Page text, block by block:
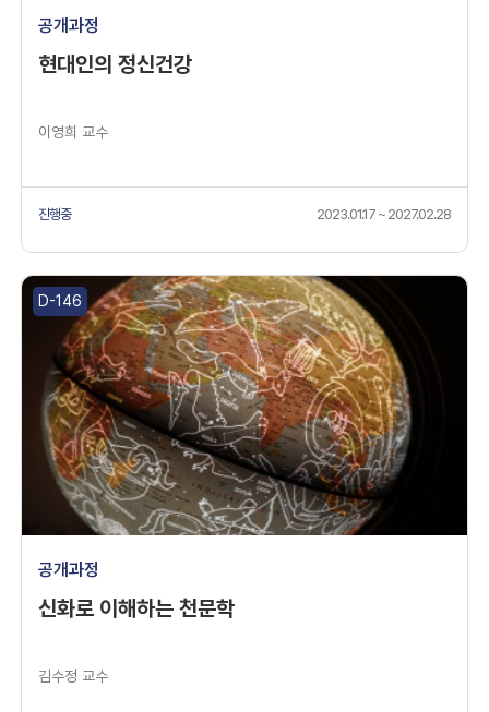
공개과정
현대인의 정신건강
이영희 교수
진행중 2023.01.17 ~ 2027.02.28
D-146
공개과정
신화로 이해하는 천문학
김수정 교수